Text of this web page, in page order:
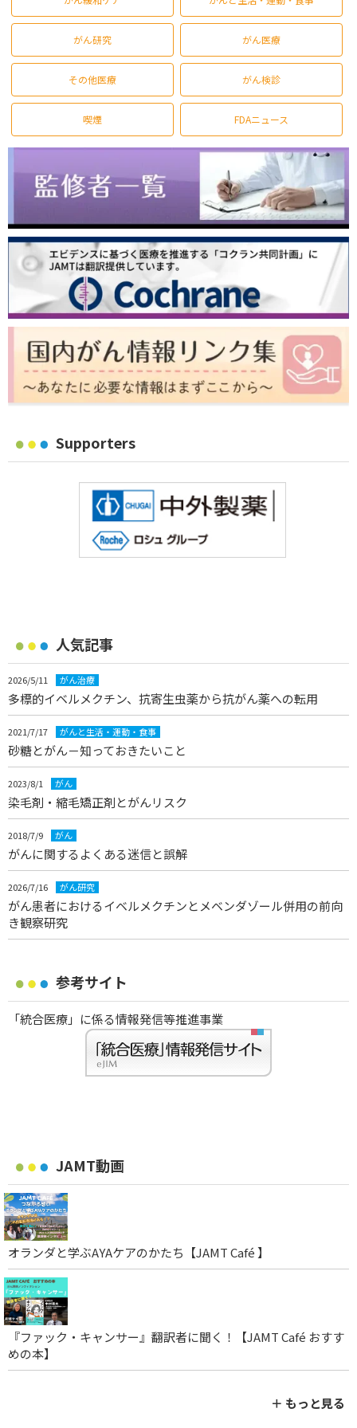
がん研究 がん医療
その他医療 がん検診
喫煙 FDAニュース
Supporters
人気記事
2026/5/11 がん治療
多標的イベルメクチン、抗寄生虫薬から抗がん薬への転用
2021/7/17 がんと生活・運動・食事
砂糖とがん－知っておきたいこと
2023/8/1 がん
染毛剤・縮毛矯正剤とがんリスク
2018/7/9 がん
がんに関するよくある迷信と誤解
2026/7/16 がん研究
がん患者におけるイベルメクチンとメベンダゾール併用の前向
き観察研究
参考サイト
「統合医療」に係る情報発信等推進事業
JAMT動画
オランダと学ぶAYAケアのかたち【JAMT Café 】
『ファック・キャンサー』翻訳者に聞く！【JAMT Café おすす
めの本】
＋ もっと見る